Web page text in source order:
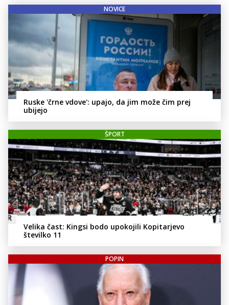
NOVICE
Ruske 'črne vdove': upajo, da jim može čim prej
ubijejo
ŠPORT
Velika čast: Kingsi bodo upokojili Kopitarjevo
številko 11
POPIN